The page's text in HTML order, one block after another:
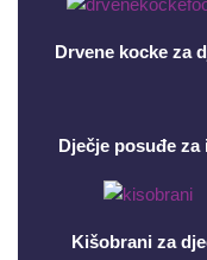
Drvene kocke za
Dječje posuđe za
Kišobrani za